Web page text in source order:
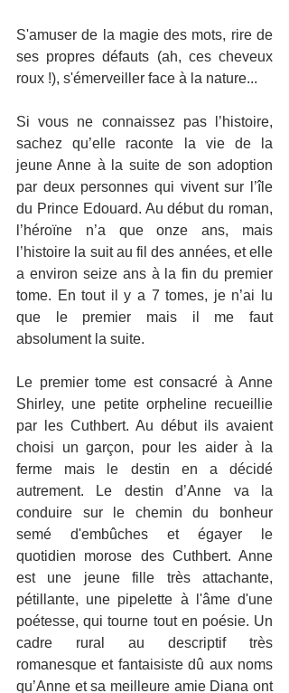
S'amuser de la magie des mots, rire de
ses propres défauts (ah, ces cheveux
roux !), s'émerveiller face à la nature...
Si vous ne connaissez pas l’histoire,
sachez qu’elle raconte la vie de la
jeune Anne à la suite de son adoption
par deux personnes qui vivent sur l’île
du Prince Edouard. Au début du roman,
l’héroïne n’a que onze ans, mais
l’histoire la suit au fil des années, et elle
a environ seize ans à la fin du premier
tome. En tout il y a 7 tomes, je n’ai lu
que le premier mais il me faut
absolument la suite.
Le premier tome est consacré à Anne
Shirley, une petite orpheline recueillie
par les Cuthbert. Au début ils avaient
choisi un garçon, pour les aider à la
ferme mais le destin en a décidé
autrement. Le destin d’Anne va la
conduire sur le chemin du bonheur
semé d'embûches et égayer le
quotidien morose des Cuthbert. Anne
est une jeune fille très attachante,
pétillante, une pipelette à l'âme d'une
poétesse, qui tourne tout en poésie. Un
cadre rural au descriptif très
romanesque et fantaisiste dû aux noms
qu’Anne et sa meilleure amie Diana ont